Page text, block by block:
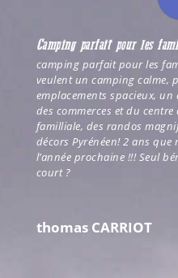
Camping parfait pour les
camping parfait pour les
veulent un camping calme,
emplacements spacieux,
des commerces et du
familliale, des randos
décors Pyrénéen! 2 ans
l’année prochaine !!! Seul
court ?
thomas CARRIOT